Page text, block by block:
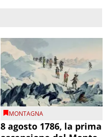
MONTAGNA
8 agosto 1786, la prima